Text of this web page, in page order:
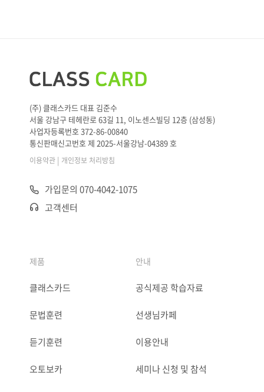
(주) 클래스카드 대표 김준수
서울 강남구 테헤란로 63길 11, 이노센스빌딩 12층 (삼성동)
사업자등록번호 372-86-00840
통신판매신고번호 제 2025-서울강남-04389 호
이용약관 | 개인정보 처리방침
가입문의 070-4042-1075
고객센터
제품
클래스카드
문법훈련
듣기훈련
오토보카
안내
공식제공 학습자료
선생님카페
이용안내
세미나 신청 및 참석